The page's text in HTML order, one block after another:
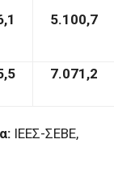
5.100,7
7.071,2
ΙΕΕΣ-ΣΕΒΕ,